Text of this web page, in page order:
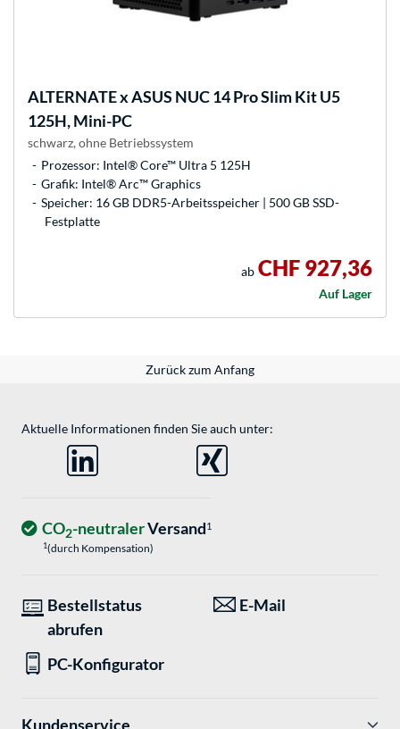
ALTERNATEx ASUS NUC 14 Pro Slim Kit U5
125H, Mini-PC
schwarz, ohne Betriebssystem
Prozessor: Intel® Core™ Ultra 5 125H
Grafik: Intel® Arc™ Graphics
Speicher: 16 GB DDR5-Arbeitsspeicher | 500 GB SSD-
Festplatte
ab CHF 927,36
Auf Lager
Zurück zum Anfang
Aktuelle Informationen finden Sie auch unter:
CO2-neutralerVersand1
1(durch Kompensation)
Bestellstatus
abrufen
E-Mail
PC-Konfigurator
Kundenservice